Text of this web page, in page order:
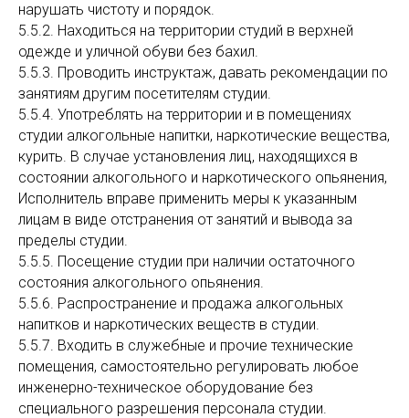
нарушать чистоту и порядок.
5.5.2. Находиться на территории студий в верхней
одежде и уличной обуви без бахил.
5.5.3. Проводить инструктаж, давать рекомендации по
занятиям другим посетителям студии.
5.5.4. Употреблять на территории и в помещениях
студии алкогольные напитки, наркотические вещества,
курить. В случае установления лиц, находящихся в
состоянии алкогольного и наркотического опьянения,
Исполнитель вправе применить меры к указанным
лицам в виде отстранения от занятий и вывода за
пределы студии.
5.5.5. Посещение студии при наличии остаточного
состояния алкогольного опьянения.
5.5.6. Распространение и продажа алкогольных
напитков и наркотических веществ в студии.
5.5.7. Входить в служебные и прочие технические
помещения, самостоятельно регулировать любое
инженерно-техническое оборудование без
специального разрешения персонала студии.